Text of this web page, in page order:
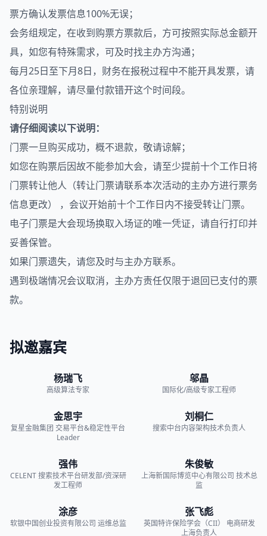
票方确认发票信息100%无误；
会务组规定，在收到购票方票款后，方可按照实际总金额开
具，如您有特殊需求，可及时找主办方沟通；
每月25日至下月8日，财务在报税过程中不能开具发票，请
各位亲理解，请尽量付款错开这个时间段。
特别说明
请仔细阅读以下说明：
门票一旦购买成功，概不退款，敬请谅解；
如您在购票后因故不能参加大会，请至少提前十个工作日将
门票转让他人（转让门票请联系本次活动的主办方进行票务
信息更改） ，会议开始前十个工作日内不接受转让门票。
电子门票是大会现场换取入场证的唯一凭证，请自行打印并
妥善保管。
如果门票遗失，请您及时与主办方联系。
遇到极端情况会议取消，主办方责任仅限于退回已支付的票
款。
拟邀嘉宾
杨瑞飞
高级算法专家
邬晶
国际化/高级专家工程师
金思宇
复星金融集团 交易平台&稳定性平台
Leader
刘桐仁
搜索中台内容架构技术负责人
强伟
CELENT 搜索技术平台研发部/资深研
发工程师
朱俊敏
上海新国际博览中心有限公司 技术总
监
涂彦
软银中国创业投资有限公司 运维总监
张飞彪
英国特许保险学会（CII）
电商研发
上海负责人